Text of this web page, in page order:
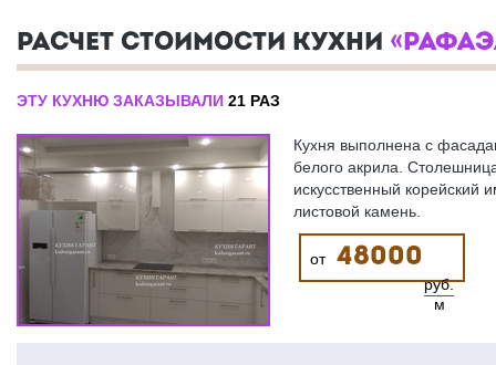
РАСЧЕТ СТОИМОСТИ КУХНИ
ЭТУ КУХНЮ ЗАКАЗЫВАЛИ 21 РАЗ
Кухня выполнена с
белого акрила.
искусственный корейский
листовой камень.
от 48000
руб.
м